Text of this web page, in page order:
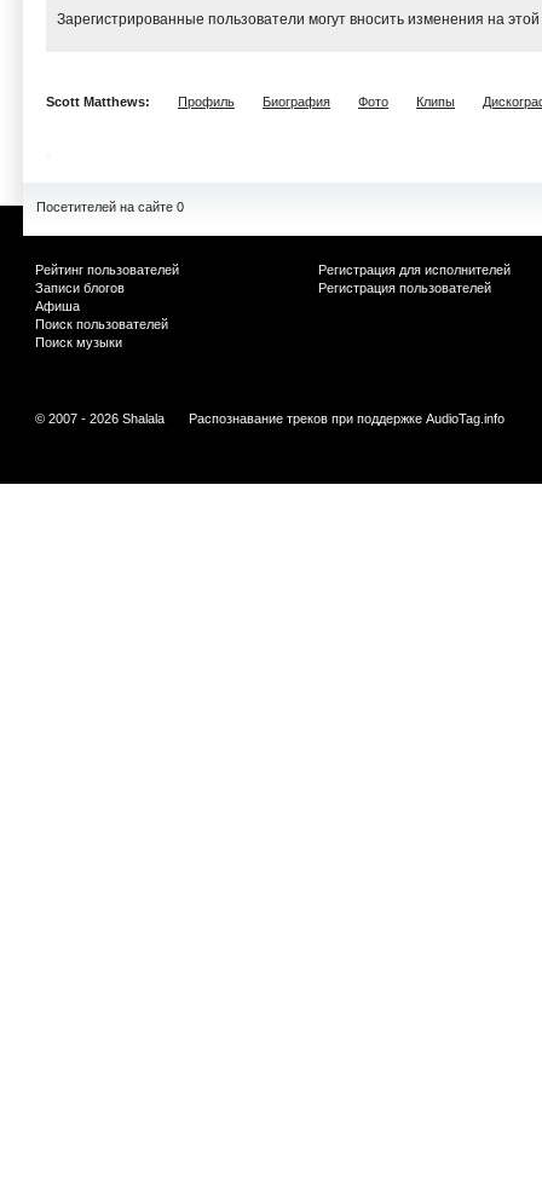
Зарегистрированные пользователи могут вносить изменения на
Scott Matthews: Профиль Биография Фото Клипы
Посетителей на сайте 0
Рейтинг пользователей
Записи блогов
Афиша
Поиск пользователей
Поиск музыки
Регистрация для исполнителей
Регистрация пользователей
© 2007 - 2026 Shalala Распознавание треков при поддержке AudioTag.info